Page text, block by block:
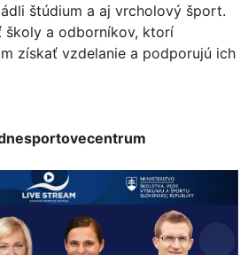
štúdium a aj vrcholový šport.
školy a odborníkov, ktorí
získať vzdelanie a podporujú ich